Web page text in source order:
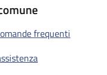
frequenti